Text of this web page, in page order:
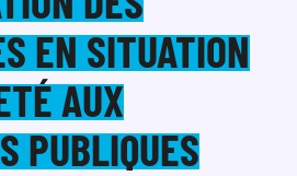
EN SITUATION
AUX
PUBLIQUES